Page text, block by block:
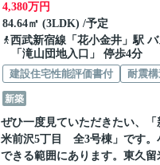
4,380万円
84.64㎡ (3LDK) /予定
西武新宿線「 花小金井」駅 バ
「滝山団地入口」 停歩4分
建設住宅性能評価書付
耐震構
新築
ぜひ一度見ていただきたい、
米前沢5丁目 全3号棟」です。
できる範囲にあります。東久留